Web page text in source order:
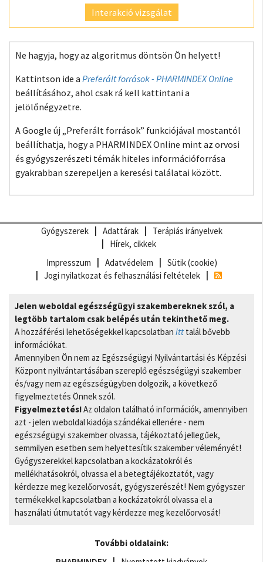
Interakció vizsgálat
Ne hagyja, hogy az algoritmus döntsön Ön helyett!
Kattintson ide a Preferált források - PHARMINDEX Online
beállításához, ahol csak rá kell kattintani a
jelölőnégyzetre.
A Google új „Preferált források” funkciójával mostantól
beállíthatja, hogy a PHARMINDEX Online mint az orvosi
és gyógyszerészeti témák hiteles információforrása
gyakrabban szerepeljen a keresési találatai között.
Gyógyszerek Adattárak
Terápiás irányelvek
Hírek, cikkek
Impresszum
Adatvédelem
Sütik (cookie)
Jogi nyilatkozat és felhasználási feltételek
Jelen weboldal egészségügyi szakembereknek szól, a
legtöbb tartalom csak belépés után tekinthető meg.
A hozzáférési lehetőségekkel kapcsolatban itt talál bővebb
információkat.
Amennyiben Ön nem az Egészségügyi Nyilvántartási és Képzési
Központ nyilvántartásában szereplő egészségügyi szakember
és/vagy nem az egészségügyben dolgozik, a következő
figyelmeztetés Önnek szól.
Figyelmeztetés!Az oldalon található információk, amennyiben
azt - jelen weboldal kiadója szándékai ellenére - nem
egészségügyi szakember olvassa, tájékoztató jellegűek,
semmilyen esetben sem helyettesítik szakember véleményét!
Gyógyszerekkel kapcsolatban a kockázatokról és
mellékhatásokról, olvassa el a betegtájékoztatót, vagy
kérdezze meg kezelőorvosát, gyógyszerészét! Nem gyógyszer
termékekkel kapcsolatban a kockázatokról olvassa el a
használati útmutatót vagy kérdezze meg kezelőorvosát!
További oldalaink: